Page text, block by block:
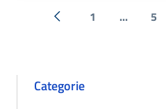
« Precedente
1 ... 5
Categorie